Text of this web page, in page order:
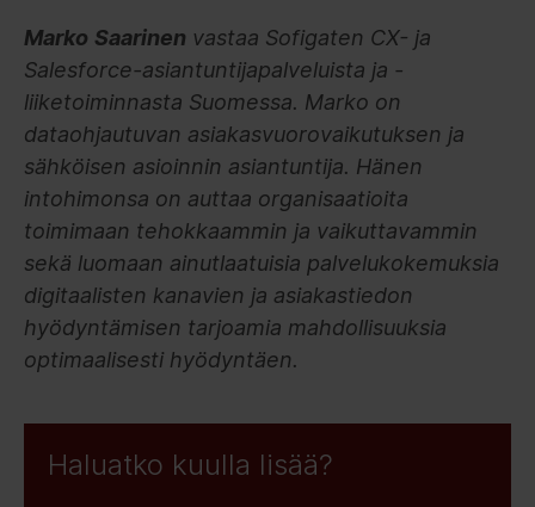
Marko Saarinen vastaa Sofigaten CX- ja
Salesforce-asiantuntijapalveluista ja -
liiketoiminnasta Suomessa. Marko on
dataohjautuvan asiakasvuorovaikutuksen ja
sähköisen asioinnin asiantuntija. Hänen
intohimonsa on auttaa organisaatioita
toimimaan tehokkaammin ja vaikuttavammin
sekä luomaan ainutlaatuisia palvelukokemuksia
digitaalisten kanavien ja asiakastiedon
hyödyntämisen tarjoamia mahdollisuuksia
optimaalisesti hyödyntäen.
Haluatko kuulla lisää?